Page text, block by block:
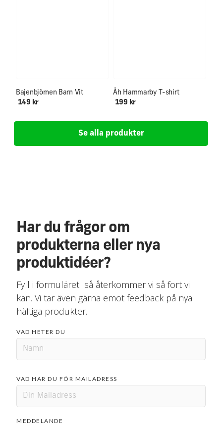
Bajenbjörnen Barn Vit
149 kr
Åh Hammarby T-shirt
199 kr
Se alla produkter
Har du frågor om
produkterna eller nya
produktidéer?
Fyll i formuläret så återkommer vi så fort vi
kan. Vi tar även gärna emot feedback på nya
häftiga produkter.
VAD HETER DU
VAD HAR DU FÖR MAILADRESS
MEDDELANDE